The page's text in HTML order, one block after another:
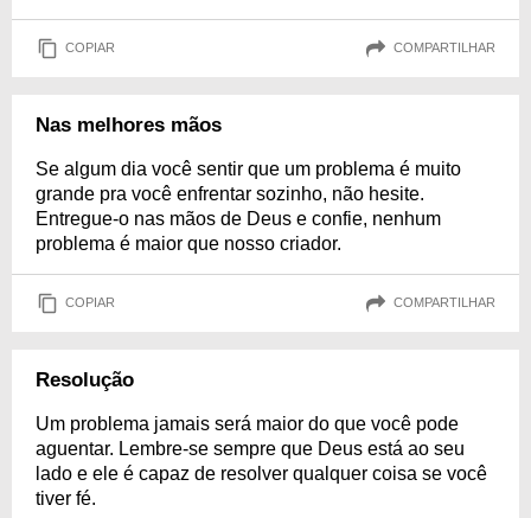
COPIAR COMPARTILHAR
Nas melhores mãos
Se algum dia você sentir que um problema é muito
grande pra você enfrentar sozinho, não hesite.
Entregue-o nas mãos de Deus e confie, nenhum
problema é maior que nosso criador.
COPIAR COMPARTILHAR
Resolução
Um problema jamais será maior do que você pode
aguentar. Lembre-se sempre que Deus está ao seu
lado e ele é capaz de resolver qualquer coisa se você
tiver fé.